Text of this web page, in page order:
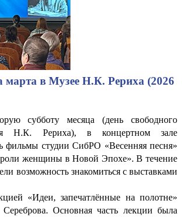
марта в Музее Н.К. Рериха (2026
субботу месяца (день свободного
Н.К. Рериха), в концертном зале
фильмы студии СибРО «Весенняя песня»
женщины в Новой Эпохе». В течение
возможность знакомиться с выставками
«Идеи, запечатлённые на полотне»
Основная часть лекции была